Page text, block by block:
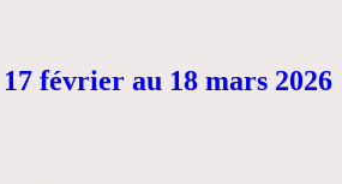
février au 18 mars 2026